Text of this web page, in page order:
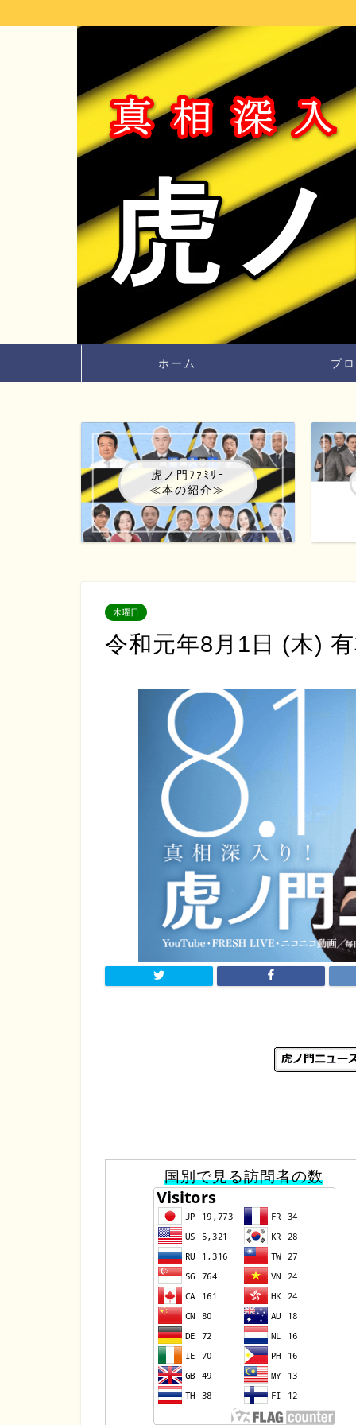
ホーム プ
虎ノ門ﾌｧﾐﾘｰ
≪本の紹介≫
木曜日
令和元年8月1日 (木)
国別で見る訪問者の数